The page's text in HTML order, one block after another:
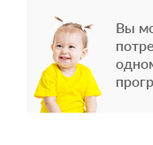
Вы